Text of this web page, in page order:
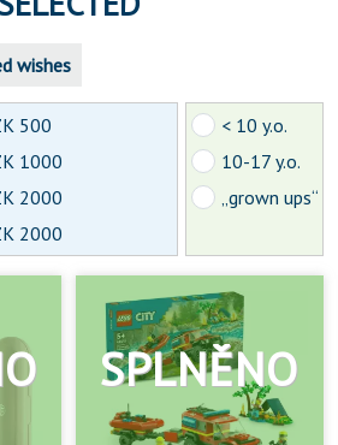
wishes
500
1000
2000
2000
< 10 y.o.
10-17 y.o.
„grown ups“